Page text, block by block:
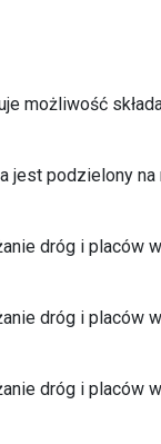
możliwość
jest podzielony na
dróg i placów
dróg i placów
dróg i placów